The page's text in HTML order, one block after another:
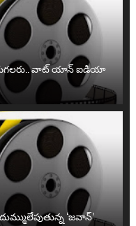
వాట్ యాన్ ఐడియా
‘జవాన్’